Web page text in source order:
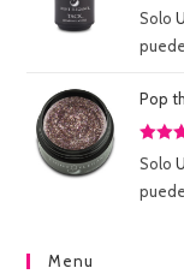
5
Solo
Pop
5
Solo
Menu